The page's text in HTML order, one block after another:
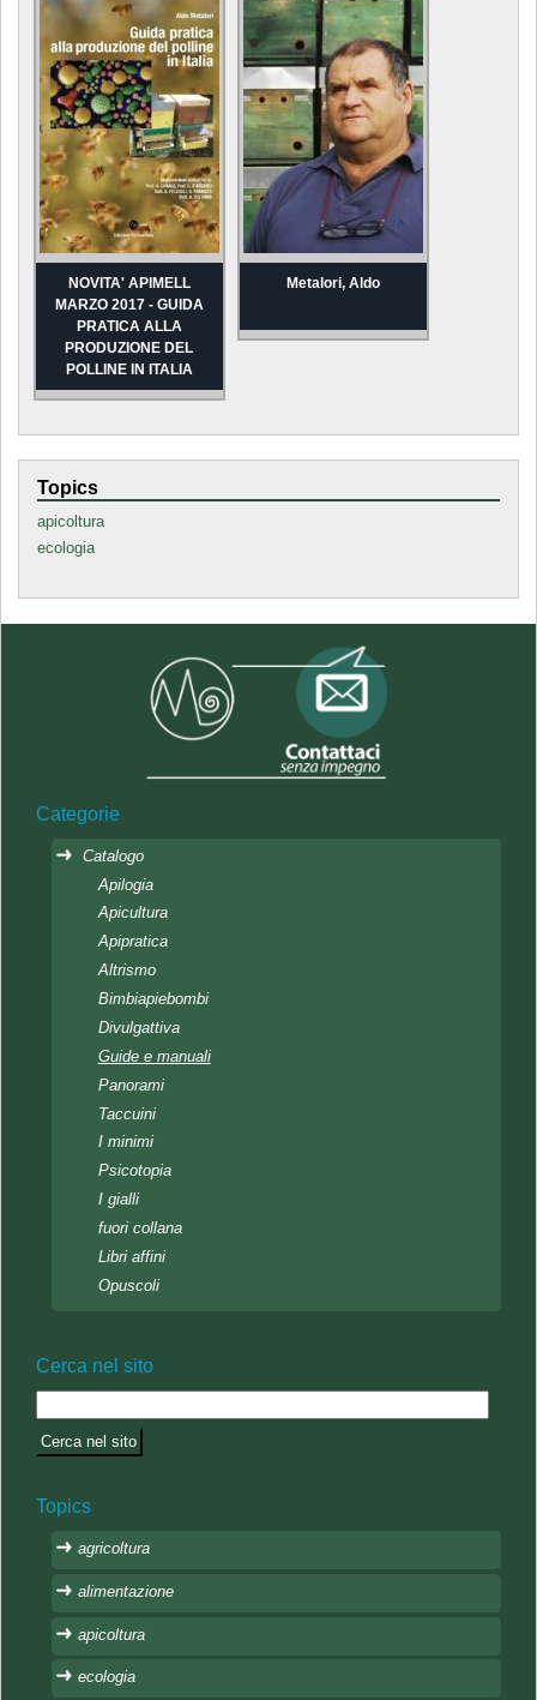
NOVITA' APIMELL
MARZO 2017 - GUIDA
PRATICA ALLA
PRODUZIONE DEL
POLLINE IN ITALIA
Metalori, Aldo
Topics
apicoltura
ecologia
Categorie
Catalogo
Apilogia
Apicultura
Apipratica
Altrismo
Bimbiapiebombi
Divulgattiva
Guide e manuali
Panorami
Taccuini
I minimi
Psicotopia
I gialli
fuori collana
Libri affini
Opuscoli
Cerca nel sito
Topics
agricoltura
alimentazione
apicoltura
ecologia